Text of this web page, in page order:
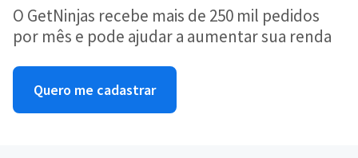
O GetNinjas recebe mais de 250 mil pedidos
por mês e pode ajudar a aumentar sua renda
Quero me cadastrar